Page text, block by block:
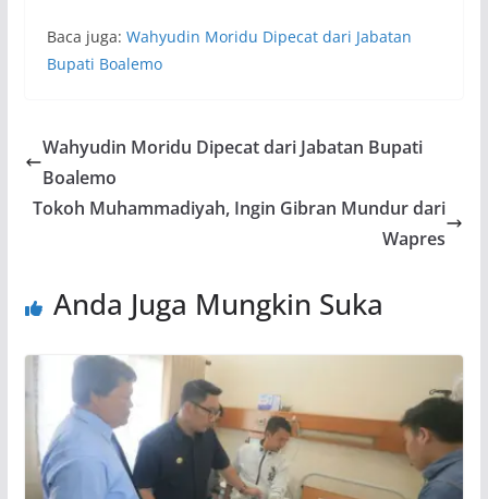
Baca juga: Wahyudin Moridu Dipecat dari Jabatan
Bupati Boalemo
Wahyudin Moridu Dipecat dari Jabatan Bupati
Boalemo
Tokoh Muhammadiyah, Ingin Gibran Mundur dari
Wapres
Anda Juga Mungkin Suka